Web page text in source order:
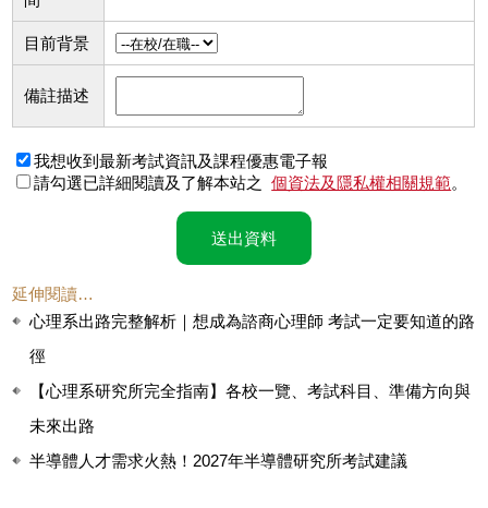
目前背景
備註描述
我想收到最新考試資訊及課程優惠電子報
請勾選已詳細閱讀及了解本站之
個資法及隱私權相關規範。
送出資料
延伸閱讀…
心理系出路完整解析｜想成為諮商心理師 考試一定要知道的路
徑
【心理系研究所完全指南】各校一覽、考試科目、準備方向與
未來出路
半導體人才需求火熱！2027年半導體研究所考試建議